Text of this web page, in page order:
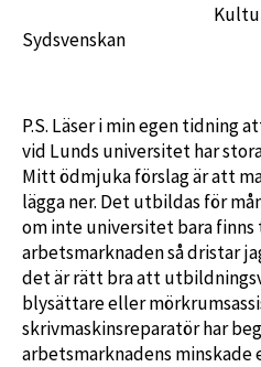
Sydsvenskan
P.S. Läser i min egen
vid Lunds universitet har
Mitt ödmjuka förslag är att
lägga ner. Det utbildas för
om inte universitet bara
arbetsmarknaden så dristar
det är rätt bra att
blysättare eller
skrivmaskinsreparatör har
arbetsmarknadens minskade